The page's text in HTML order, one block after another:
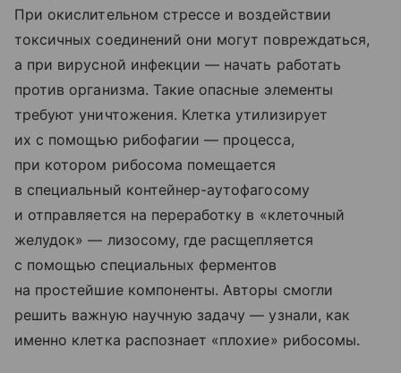
При окислительном стрессе и воздействии
токсичных соединений они могут повреждаться,
а при вирусной инфекции — начать работать
против организма. Такие опасные элементы
требуют уничтожения. Клетка утилизирует
их с помощью рибофагии — процесса,
при котором рибосома помещается
в специальный контейнер-аутофагосому
и отправляется на переработку в «клеточный
желудок» — лизосому, где расщепляется
с помощью специальных ферментов
на простейшие компоненты. Авторы смогли
решить важную научную задачу — узнали, как
именно клетка распознает «плохие» рибосомы.